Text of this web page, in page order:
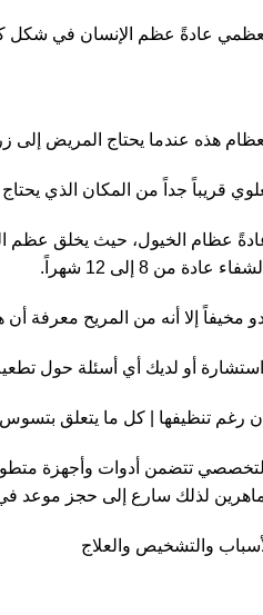
عادةً عظم الإنسان في شكل
هذه عندما يحتاج المريض
قريباً جداً من المكان الذي
عظام الخيول، حيث يخلق عظم
من 8 إلى 12 شهراً.
مخيفاً إلا أنه من المريح معرفة
أو لديك أي أسئلة حول
رغم تنظيفها | كل ما يتعلق بتسوس
تتضمن أدوات وأجهزة
لذلك سارع إلى حجز موعد
والتشخيص والعلاج